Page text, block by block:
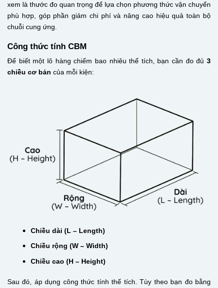
xem là thước đo quan trọng để lựa chọn phương thức vận chuyển
phù hợp, góp phần giảm chi phí và nâng cao hiệu quả toàn bộ
chuỗi cung ứng.
Công thức tính CBM
Để biết một lô hàng chiếm bao nhiêu thể tích, bạn cần đo đủ 3
chiều cơ bản của mỗi kiện:
Chiều dài (L – Length)
Chiều rộng (W – Width)
Chiều cao (H – Height)
Sau đó, áp dụng công thức tính thể tích. Tùy theo bạn đo bằng